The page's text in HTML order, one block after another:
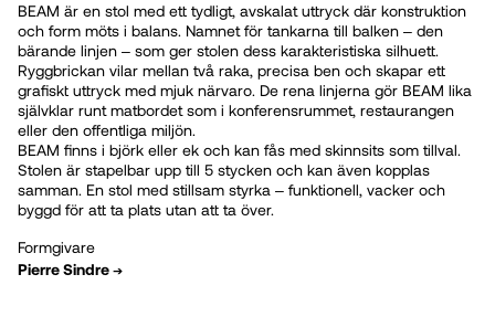
Lackad Björk
Björk, valfri kulör
Dyna Mocca
BEAM är en stol med ett tydligt, avskalat uttryck där konstruktion
och form möts i balans. Namnet för tankarna till balken – den
bärande linjen – som ger stolen dess karakteristiska silhuett.
Ryggbrickan vilar mellan två raka, precisa ben och skapar ett
grafiskt uttryck med mjuk närvaro. De rena linjerna gör BEAM lika
självklar runt matbordet som i konferensrummet, restaurangen
eller den offentliga miljön.
BEAM finns i björk eller ek och kan fås med skinnsits som tillval.
Stolen är stapelbar upp till 5 stycken och kan även kopplas
samman. En stol med stillsam styrka – funktionell, vacker och
byggd för att ta plats utan att ta över.
Formgivare
Pierre Sindre ➔